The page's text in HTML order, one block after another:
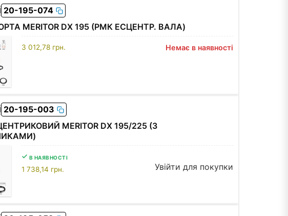
20-195-074
MERITOR DX 195 (РМК ЕСЦЕНТР. ВАЛА)
3 012,78 грн. Немає в наявності
20-195-003
MERITOR DX 195/225 (З
В НАЯВНОСТІ
1 738,14 грн. Увійти для покупки